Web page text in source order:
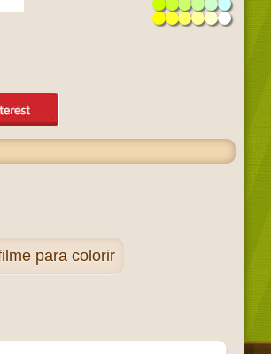
para colorir